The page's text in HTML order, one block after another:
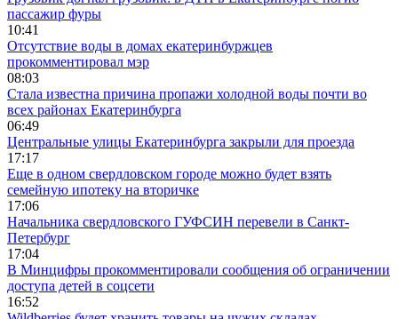
пассажир фуры
10:41
Отсутствие воды в домах екатеринбуржцев
прокомментировал мэр
08:03
Стала известна причина пропажи холодной воды почти во
всех районах Екатеринбурга
06:49
Центральные улицы Екатеринбурга закрыли для проезда
17:17
Еще в одном свердловском городе можно будет взять
семейную ипотеку на вторичке
17:06
Начальника свердловского ГУФСИН перевели в Санкт-
Петербург
17:04
В Минцифры прокомментировали сообщения об ограничении
доступа детей в соцсети
16:52